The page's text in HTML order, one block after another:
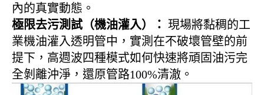
內的真實動態。
極限去污測試（機油灌入）： 現場將黏稠的工
業機油灌入透明管中，實測在不破壞管壁的前
提下，高週波四種模式如何快速將頑固油污完
全剝離沖淨，還原管路100%清澈。